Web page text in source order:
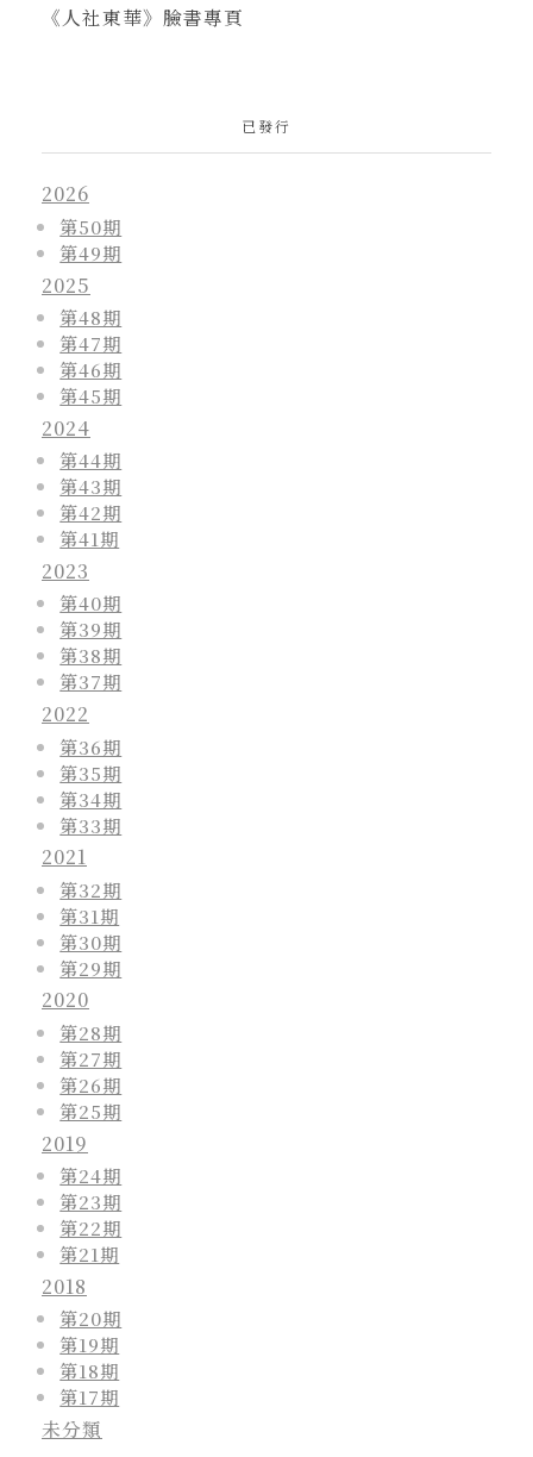
《人社東華》臉書專頁
已發行
2026
第50期
第49期
2025
第48期
第47期
第46期
第45期
2024
第44期
第43期
第42期
第41期
2023
第40期
第39期
第38期
第37期
2022
第36期
第35期
第34期
第33期
2021
第32期
第31期
第30期
第29期
2020
第28期
第27期
第26期
第25期
2019
第24期
第23期
第22期
第21期
2018
第20期
第19期
第18期
第17期
未分類